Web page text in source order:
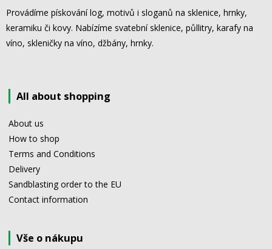
Provádíme pískování log, motivů i sloganů na sklenice, hrnky,
keramiku či kovy. Nabízíme svatební sklenice, půllitry, karafy na
víno, skleničky na víno, džbány, hrnky.
All about shopping
About us
How to shop
Terms and Conditions
Delivery
Sandblasting order to the EU
Contact information
Vše o nákupu